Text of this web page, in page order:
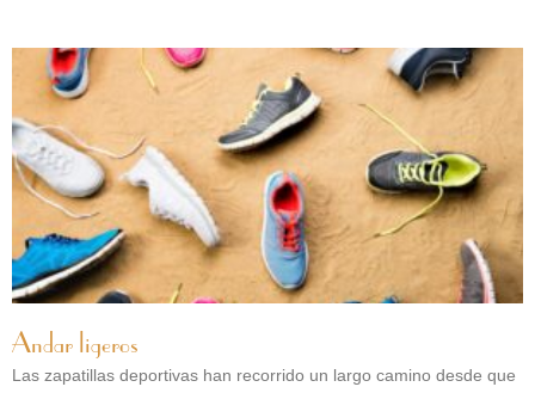
Andar ligeros
Las zapatillas deportivas han recorrido un largo camino desde que